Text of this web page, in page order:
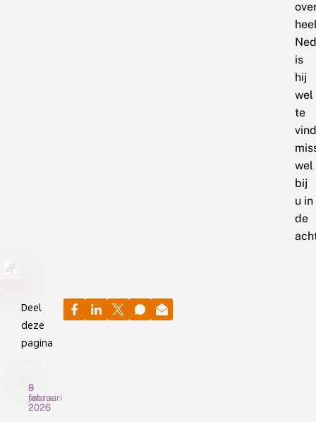
is
hij
wel
te
wel
bij
u in
de
Deel
deze
pagina
9
februari
2026
5
februari
2026
8
januari
2026